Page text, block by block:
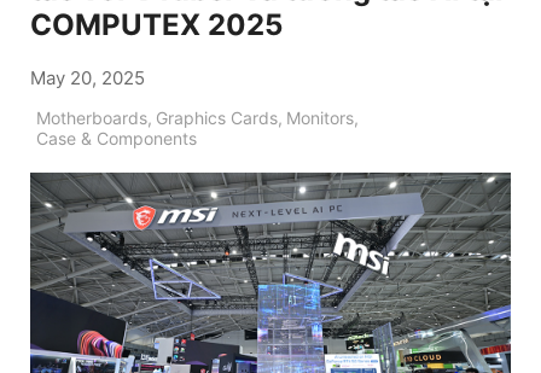
COMPUTEX 2025
May 20, 2025
Motherboards, Graphics Cards, Monitors,
Case & Components